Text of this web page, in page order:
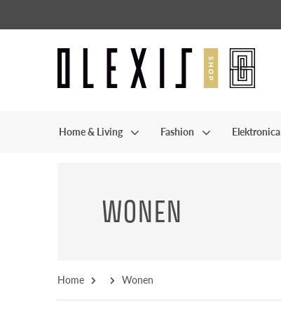
Home & Living Fashion Elektronica
WONEN
Home Wonen